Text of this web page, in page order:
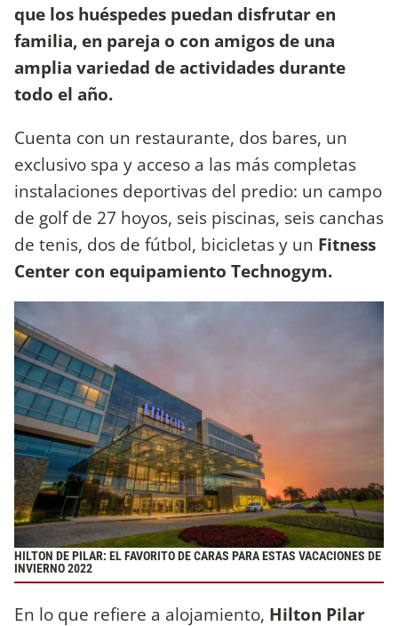
que los huéspedes puedan disfrutar en
familia, en pareja o con amigos de una
amplia variedad de actividades durante
todo el año.
Cuenta con un restaurante, dos bares, un
exclusivo spa y acceso a las más completas
instalaciones deportivas del predio: un campo
de golf de 27 hoyos, seis piscinas, seis canchas
de tenis, dos de fútbol, bicicletas y un Fitness
Center con equipamiento Technogym.
HILTON DE PILAR: EL FAVORITO DE CARAS PARA ESTAS VACACIONES DE
INVIERNO 2022
En lo que refiere a alojamiento, Hilton Pilar